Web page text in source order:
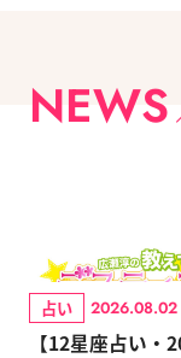
NEWS
占い 2026.08.02
【12星座占い・